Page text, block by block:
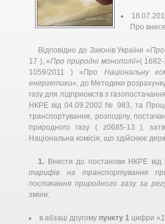
Про
Відповідно до Законів України «Про
17 ), «Про природні монополії»(
1059/2011 ) «Про Національну
енергетики», до Методики
газу для підприємств з
НКРЕ від 04.09.2002 № 983, та
транспортування, розподілу,
природного газу ( z0685-13 ),
Національна комісія, що здійснює
1. Внести до постанови НКРЕ
тарифів на транспортування
постачання природного газу за
зміни:
в абзаці другому пункту 1 цифри «